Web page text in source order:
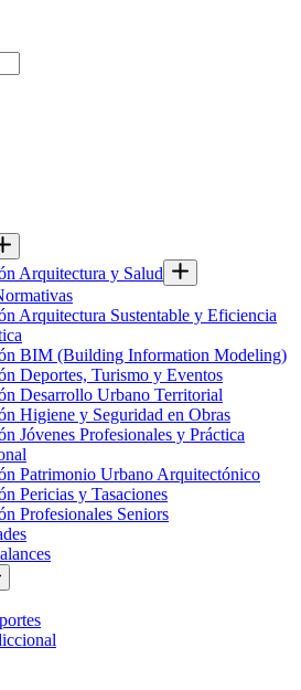
Arquitectura y Salud
Arquitectura Sustentable y Eficiencia
BIM (Building Information Modeling)
Deportes, Turismo y Eventos
Desarrollo Urbano Territorial
Higiene y Seguridad en Obras
Jóvenes Profesionales y Práctica
Patrimonio Urbano Arquitectónico
Pericias y Tasaciones
Profesionales Seniors